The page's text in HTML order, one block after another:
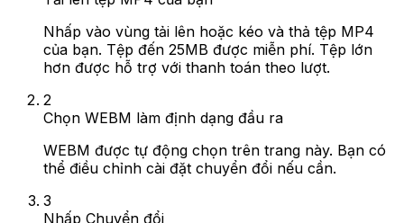
Nhấp vào vùng tải lên hoặc kéo và thả tệp MP4
của bạn. Tệp đến 25MB được miễn phí. Tệp lớn
hơn được hỗ trợ với thanh toán theo lượt.
2
Chọn WEBM làm định dạng đầu ra
WEBM được tự động chọn trên trang này. Bạn có
thể điều chỉnh cài đặt chuyển đổi nếu cần.
3
Nhấp Chuyển đổi